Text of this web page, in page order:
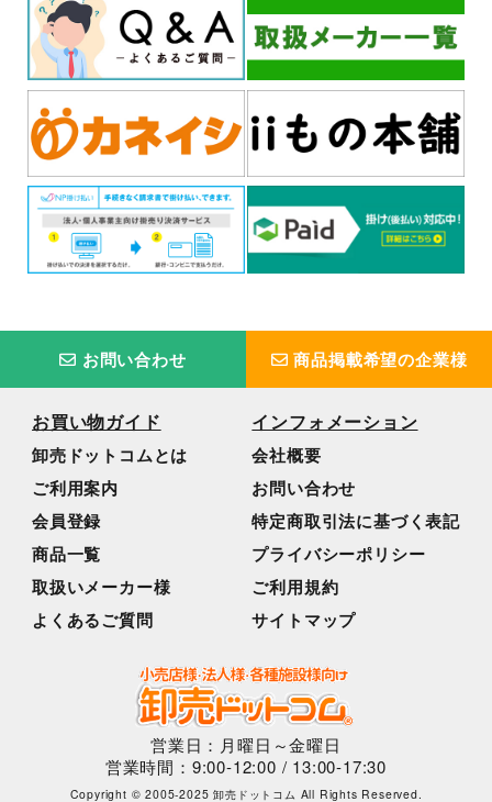
お問い合わせ 商品掲載希望の企業様
お買い物ガイド
卸売ドットコムとは
ご利用案内
会員登録
商品一覧
取扱いメーカー様
よくあるご質問
インフォメーション
会社概要
お問い合わせ
特定商取引法に基づく表記
プライバシーポリシー
ご利用規約
サイトマップ
営業日：月曜日～金曜日
営業時間：9:00-12:00 / 13:00-17:30
Copyright © 2005-2025 卸売ドットコム All Rights Reserved.